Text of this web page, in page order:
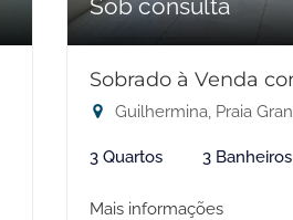
Sob consulta
Sobrado à Venda
Guilhermina, Praia
3 Quartos 3 Banheiros
Mais informações